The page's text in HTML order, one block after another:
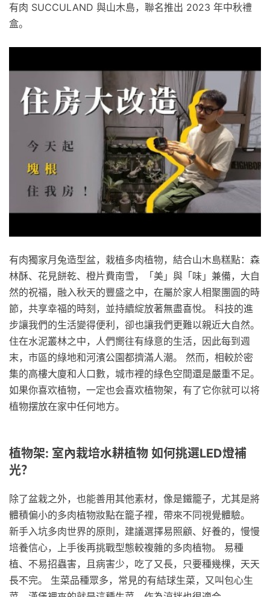
有肉 SUCCULAND 與山木島，聯名推出 2023 年中秋禮
盒。
有肉獨家月兔造型盆，栽植多肉植物，結合山木島糕點：森
林酥、花見餅乾、橙片費南雪，「美」與「味」兼備，大自
然的祝福，融入秋天的豐盛之中，在屬於家人相聚團圓的時
節，共享幸福的時刻，並持續綻放著無盡喜悅。 科技的進
步讓我們的生活變得便利，卻也讓我們更難以親近大自然。
住在水泥叢林之中，人們嚮往有綠意的生活，因此每到週
末，市區的綠地和河濱公園都擠滿人潮。 然而，相較於密
集的高樓大廈和人口數，城市裡的綠色空間還是嚴重不足。
如果你喜欢植物，一定也会喜欢植物架，有了它你就可以将
植物摆放在家中任何地方。
植物架: 室內栽培水耕植物 如何挑選LED燈補
光？
除了盆栽之外，也能善用其他素材，像是鐵籠子，尤其是將
體積偏小的多肉植物妝點在籠子裡，帶來不同視覺體驗。
新手入坑多肉世界的原則，建議選擇易照顧、好養的，慢慢
培養信心，上手後再挑戰型態較複雜的多肉植物。 易種
植、不易招蟲害，且病害少，吃了又長，只要種幾棵，天天
長不完。 生菜品種眾多，常見的有結球生菜，又叫包心生